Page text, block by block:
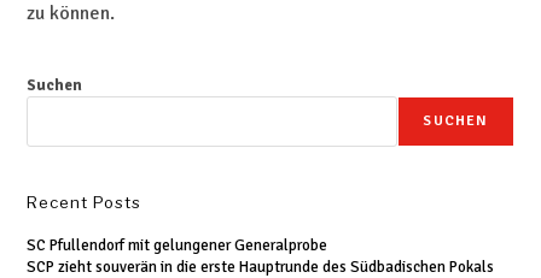
zu können.
Suchen
SUCHEN
Recent Posts
SC Pfullendorf mit gelungener Generalprobe
SCP zieht souverän in die erste Hauptrunde des Südbadischen Pokals